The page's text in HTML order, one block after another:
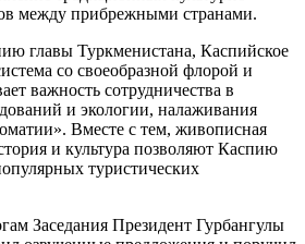
между прибрежными странами.
главы Туркменистана, Каспийское
со своеобразной флорой и
важность сотрудничества в
и экологии, налаживания
Вместе с тем, живописная
и культура позволяют Каспию
туристических
Заседания Президент Гурбангулы